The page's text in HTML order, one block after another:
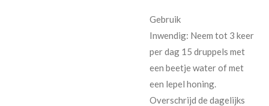
Gebruik
Inwendig: Neem tot 3 keer
per dag 15 druppels met
een beetje water of met
een lepel honing.
Overschrijd de dagelijks